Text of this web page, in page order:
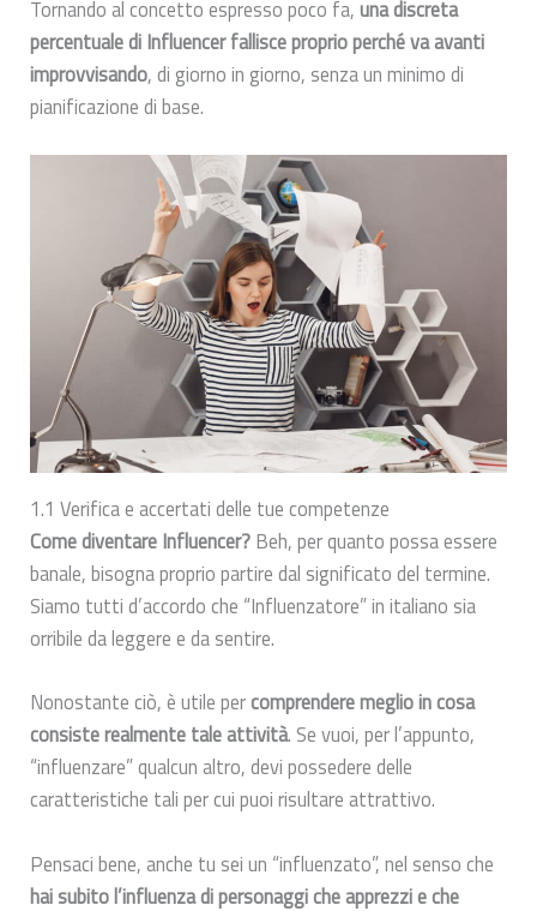
Tornando al concetto espresso poco fa, una discreta
percentuale di Influencer fallisce proprio perché va avanti
improvvisando, di giorno in giorno, senza un minimo di
pianificazione di base.
1.1 Verifica e accertati delle tue competenze
Come diventare Influencer? Beh, per quanto possa essere
banale, bisogna proprio partire dal significato del termine.
Siamo tutti d’accordo che “Influenzatore” in italiano sia
orribile da leggere e da sentire.
Nonostante ciò, è utile percomprendere meglio in cosa
consiste realmente tale attività. Se vuoi, per l’appunto,
“influenzare” qualcun altro, devi possedere delle
caratteristiche tali per cui puoi risultare attrattivo.
Pensaci bene, anche tu sei un “influenzato”, nel senso che
hai subito l’influenza di personaggi che apprezzi e che